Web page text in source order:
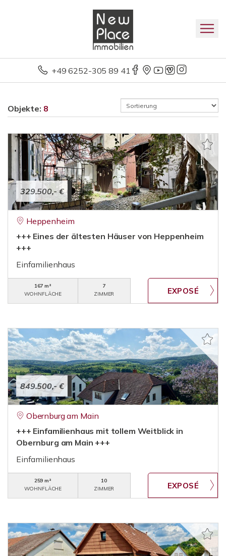
+49 6252-305 89 41
Objekte: 8
329.500,- €
Heppenheim
+++ Eines der ältesten Häuser von Heppenheim
+++
Einfamilienhaus
167 m²
WOHNFLÄCHE
7
ZIMMER
849.500,- €
Obernburg am Main
+++ Einfamilienhaus mit tollem Weitblick in
Obernburg am Main +++
Einfamilienhaus
259 m²
WOHNFLÄCHE
10
ZIMMER